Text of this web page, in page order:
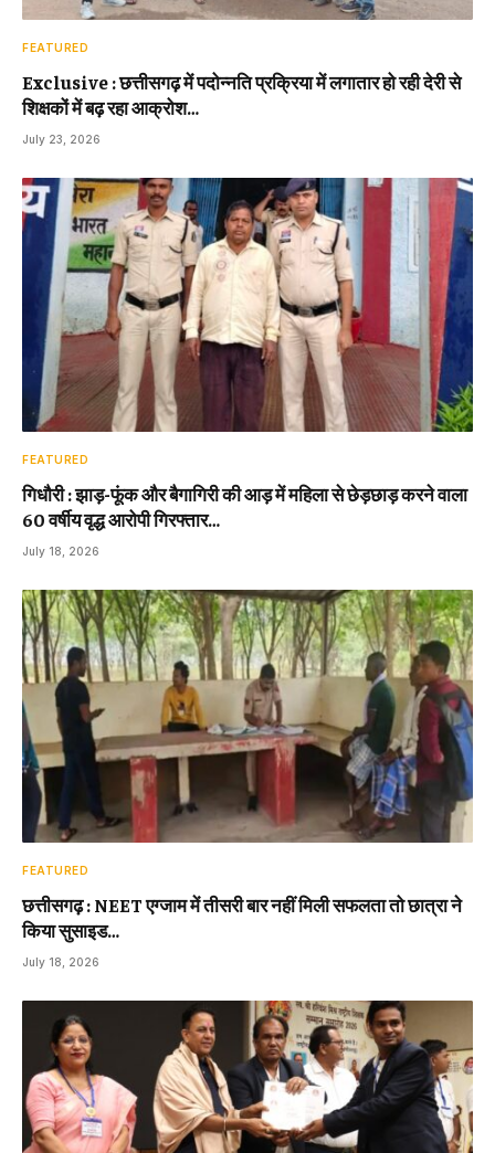
FEATURED
Exclusive : छत्तीसगढ़ में पदोन्नति प्रक्रिया में लगातार हो रही देरी से
शिक्षकों में बढ़ रहा आक्रोश…
July 23, 2026
FEATURED
गिधौरी : झाड़-फूंक और बैगागिरी की आड़ में महिला से छेड़छाड़ करने वाला
60 वर्षीय वृद्ध आरोपी गिरफ्तार…
July 18, 2026
FEATURED
छत्तीसगढ़ : NEET एग्जाम में तीसरी बार नहीं मिली सफलता तो छात्रा ने
किया सुसाइड…
July 18, 2026